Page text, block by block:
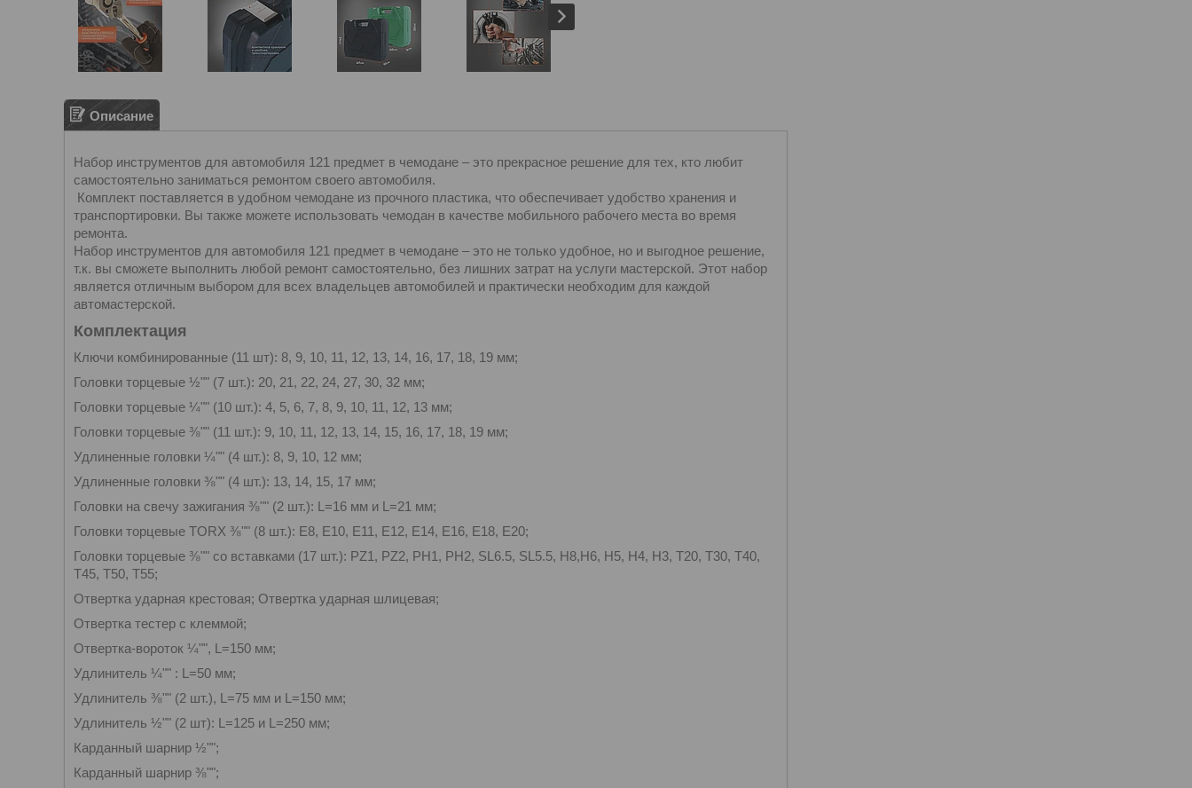
Описание
Набор инструментов для автомобиля 121 предмет в чемодане – это прекрасное решение для тех, кто любит
самостоятельно заниматься ремонтом своего автомобиля.
Комплект поставляется в удобном чемодане из прочного пластика, что обеспечивает удобство хранения и
транспортировки. Вы также можете использовать чемодан в качестве мобильного рабочего места во время
ремонта.
Набор инструментов для автомобиля 121 предмет в чемодане – это не только удобное, но и выгодное решение,
т.к. вы сможете выполнить любой ремонт самостоятельно, без лишних затрат на услуги мастерской. Этот набор
является отличным выбором для всех владельцев автомобилей и практически необходим для каждой
автомастерской.
Комплектация
Ключи комбинированные (11 шт): 8, 9, 10, 11, 12, 13, 14, 16, 17, 18, 19 мм;
Головки торцевые ½"" (7 шт.): 20, 21, 22, 24, 27, 30, 32 мм;
Головки торцевые ¼"" (10 шт.): 4, 5, 6, 7, 8, 9, 10, 11, 12, 13 мм;
Головки торцевые ⅜"" (11 шт.): 9, 10, 11, 12, 13, 14, 15, 16, 17, 18, 19 мм;
Удлиненные головки ¼"" (4 шт.): 8, 9, 10, 12 мм;
Удлиненные головки ⅜"" (4 шт.): 13, 14, 15, 17 мм;
Головки на свечу зажигания ⅜"" (2 шт.): L=16 мм и L=21 мм;
Головки торцевые TORX ⅜"" (8 шт.): E8, E10, E11, E12, E14, E16, E18, E20;
Головки торцевые ⅜"" со вставками (17 шт.): PZ1, PZ2, PH1, PH2, SL6.5, SL5.5, H8,H6, H5, H4, H3, T20, T30, T40,
T45, T50, T55;
Отвертка ударная крестовая; Отвертка ударная шлицевая;
Отвертка тестер с клеммой;
Отвертка-вороток ¼"", L=150 мм;
Удлинитель ¼"" : L=50 мм;
Удлинитель ⅜"" (2 шт.), L=75 мм и L=150 мм;
Удлинитель ½"" (2 шт): L=125 и L=250 мм;
Карданный шарнир ½"";
Карданный шарнир ⅜"";